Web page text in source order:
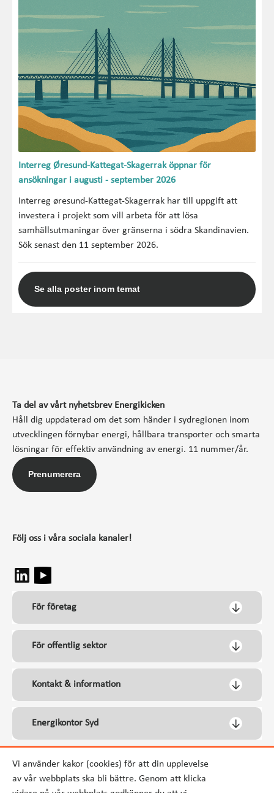
Vi använder kakor (cookies) för att din upplevelse
av vår webbplats ska bli bättre. Genom att klicka
Interreg Øresund-Kattegat-Skagerrak öppnar för
ansökningar i augusti - september 2026
Interreg øresund-Kattegat-Skagerrak har till uppgift att
investera i projekt som vill arbeta för att lösa
samhällsutmaningar över gränserna i södra Skandinavien.
Sök senast den 11 september 2026.
Se alla poster inom temat
Ta del av vårt nyhetsbrev Energikicken
Håll dig uppdaterad om det som händer i sydregionen inom
utvecklingen förnybar energi, hållbara transporter och smarta
lösningar för effektiv användning av energi. 11 nummer/år.
Prenumerera
Följ oss i våra sociala kanaler!
För företag
För offentlig sektor
Kontakt & information
Energikontor Syd